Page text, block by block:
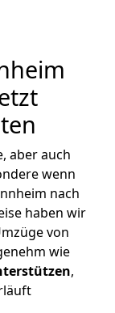
aber auch
wenn
nach
haben wir
von
wie
,